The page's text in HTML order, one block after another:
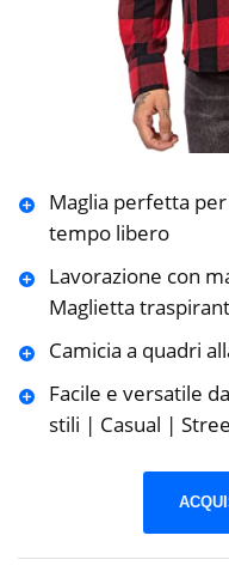
Maglia perfetta
tempo libero
Lavorazione con
Maglietta
Camicia a quadri
Facile e versatile
stili | Casual |